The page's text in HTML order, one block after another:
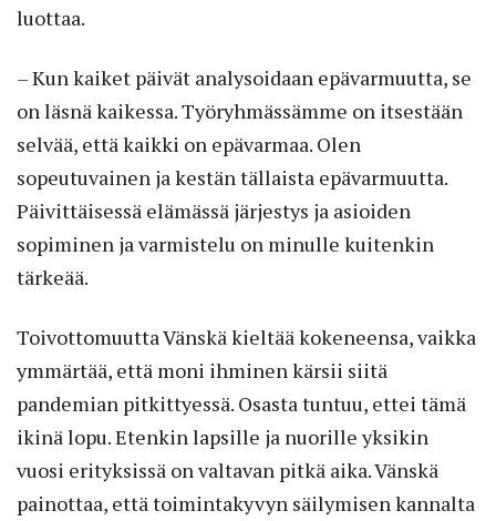
luottaa.
– Kun kaiket päivät analysoidaan epävarmuutta, se
on läsnä kaikessa. Työryhmässämme on itsestään
selvää, että kaikki on epävarmaa. Olen
sopeutuvainen ja kestän tällaista epävarmuutta.
Päivittäisessä elämässä järjestys ja asioiden
sopiminen ja varmistelu on minulle kuitenkin
tärkeää.
Toivottomuutta Vänskä kieltää kokeneensa, vaikka
ymmärtää, että moni ihminen kärsii siitä
pandemian pitkittyessä. Osasta tuntuu, ettei tämä
ikinä lopu. Etenkin lapsille ja nuorille yksikin
vuosi erityksissä on valtavan pitkä aika. Vänskä
painottaa, että toimintakyvyn säilymisen kannalta